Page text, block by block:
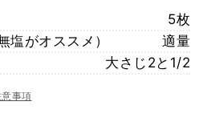
5枚
塩がオススメ）
適量
大さじ2と1/2
事項